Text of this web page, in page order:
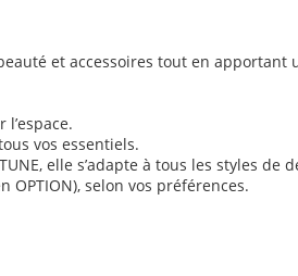
et accessoires tout en apportant
vos essentiels.
elle s’adapte à tous les styles de
OPTION), selon vos préférences.